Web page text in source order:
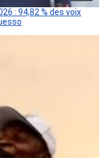
: 94,82 % des voix